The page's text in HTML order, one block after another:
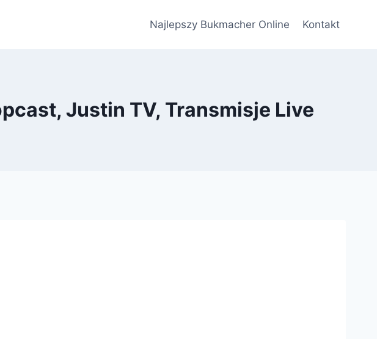
Najlepszy Bukmacher Online Kontakt
Justin TV, Transmisje Live